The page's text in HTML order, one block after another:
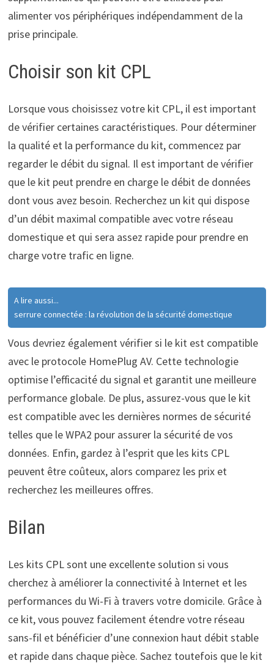
alimenter vos périphériques indépendamment de la
prise principale.
Choisir son kit CPL
Lorsque vous choisissez votre kit CPL, il est important
de vérifier certaines caractéristiques. Pour déterminer
la qualité et la performance du kit, commencez par
regarder le débit du signal. Il est important de vérifier
que le kit peut prendre en charge le débit de données
dont vous avez besoin. Recherchez un kit qui dispose
d’un débit maximal compatible avec votre réseau
domestique et qui sera assez rapide pour prendre en
charge votre trafic en ligne.
A lire aussi...
serrure connectée : la révolution de la sécurité domestique
Vous devriez également vérifier si le kit est compatible
avec le protocole HomePlug AV. Cette technologie
optimise l’efficacité du signal et garantit une meilleure
performance globale. De plus, assurez-vous que le kit
est compatible avec les dernières normes de sécurité
telles que le WPA2 pour assurer la sécurité de vos
données. Enfin, gardez à l’esprit que les kits CPL
peuvent être coûteux, alors comparez les prix et
recherchez les meilleures offres.
Bilan
Les kits CPL sont une excellente solution si vous
cherchez à améliorer la connectivité à Internet et les
performances du Wi-Fi à travers votre domicile. Grâce à
ce kit, vous pouvez facilement étendre votre réseau
sans-fil et bénéficier d’une connexion haut débit stable
et rapide dans chaque pièce. Sachez toutefois que le kit